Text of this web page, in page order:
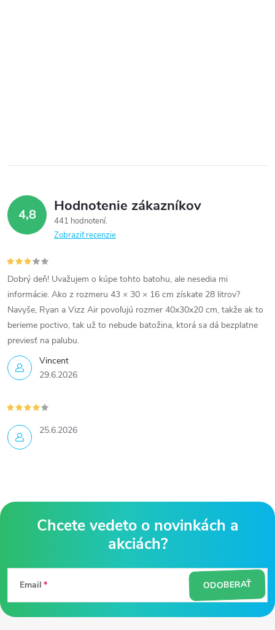
4,8 Hodnotenie zákazníkov
441 hodnotení
Zobraziť recenzie
Vincent
29.6.2026
Dobrý deň! Uvažujem o kúpe tohto batohu, ale nesedia mi
informácie. Ako z rozmeru 43 × 30 × 16 cm získate 28 litrov?
Navyše, Ryan a Vizz Air povoľujú rozmer 40x30x20 cm, takže ak to
berieme poctivo, tak už to nebude batožina, ktorá sa dá bezplatne
previesť na palubu.
25.6.2026
á
ä
Email ODOBERAŤ